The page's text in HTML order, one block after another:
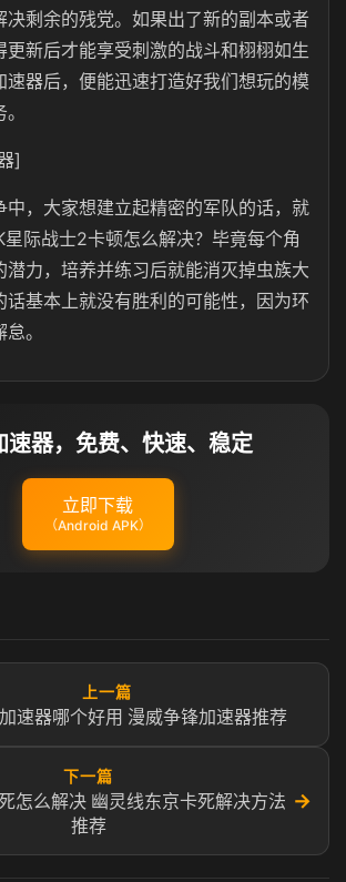
决剩余的残党。如果出了新的副本或者
更新后才能享受刺激的战斗和栩栩如生
速器后，便能迅速打造好我们想玩的模
]
中，大家想建立起精密的军队的话，就
际战士2卡顿怎么解决？毕竟每个角
潜力，培养并练习后就能消灭掉虫族大
话基本上就没有胜利的可能性，因为环
。
速器，免费、快速、稳定
立即下载
（Android APK）
上一篇
速器哪个好用 漫威争锋加速器推荐
下一篇
怎么解决 幽灵线东京卡死解决方法
推荐
→